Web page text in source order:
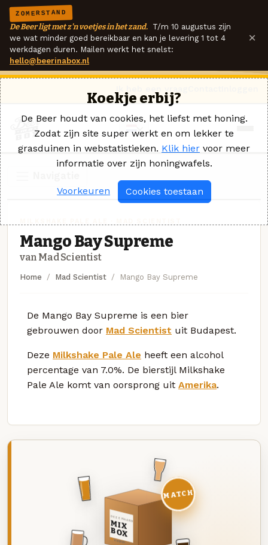
ZOMERSTAND
De Beer ligt met z'n voetjes in het zand. T/m 10 augustus zijn
we wat minder goed bereikbaar en kan je levering 1 tot 4
werkdagen duren. Mailen werkt het snelst:
hello@beerinabox.nl
×
Mango Bay Supreme
van Mad Scientist
Home Mad Scientist Mango Bay Supreme
De Mango Bay Supreme is een bier
gebrouwen door Mad Scientist uit Budapest.
Deze Milkshake Pale Ale heeft een alcohol
percentage van 7.0%. De bierstijl Milkshake
Pale Ale komt van oorsprong uit Amerika.
DEZE MAAND
MIX
BOX
8 BIEREN
MATCH
Koekje erbij?
De Beer houdt van cookies, het liefst met honing.
Zodat zijn site super werkt en om lekker te
grasduinen in webstatistieken. Klik hier voor meer
informatie over zijn honingwafels.
Voorkeuren Cookies toestaan